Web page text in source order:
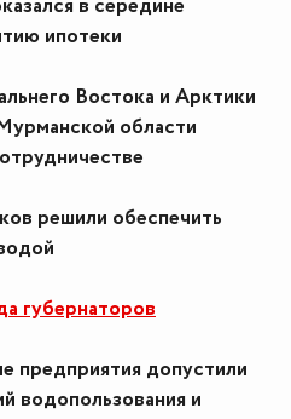
в середине
ипотеки
Востока и Арктики
области
решили обеспечить
губернаторов
предприятия допустили
водопользования и